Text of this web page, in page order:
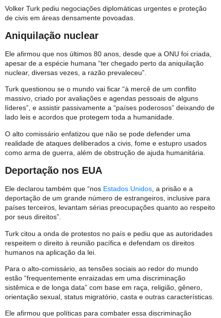
Volker Turk pediu negociações diplomáticas urgentes e proteção
de civis em áreas densamente povoadas.
Aniquilação nuclear
Ele afirmou que nos últimos 80 anos, desde que a ONU foi criada,
apesar de a espécie humana “ter chegado perto da aniquilação
nuclear, diversas vezes, a razão prevaleceu”.
Turk questionou se o mundo vai ficar “à mercê de um conflito
massivo, criado por avaliações e agendas pessoais de alguns
líderes”, e assistir passivamente a “países poderosos” deixando de
lado leis e acordos que protegem toda a humanidade.
O alto comissário enfatizou que não se pode defender uma
realidade de ataques deliberados a civis, fome e estupro usados
como arma de guerra, além de obstrução de ajuda humanitária.
Deportação nos EUA
Ele declarou também que “nos Estados Unidos, a prisão e a
deportação de um grande número de estrangeiros, inclusive para
países terceiros, levantam sérias preocupações quanto ao respeito
por seus direitos”.
Turk citou a onda de protestos no país e pediu que as autoridades
respeitem o direito à reunião pacífica e defendam os direitos
humanos na aplicação da lei.
Para o alto-comissário, as tensões sociais ao redor do mundo
estão “frequentemente enraizadas em uma discriminação
sistêmica e de longa data” com base em raça, religião, gênero,
orientação sexual, status migratório, casta e outras características.
Ele afirmou que políticas para combater essa discriminação